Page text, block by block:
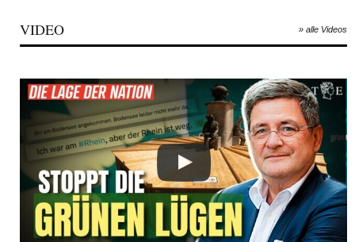
VIDEO » alle Videos